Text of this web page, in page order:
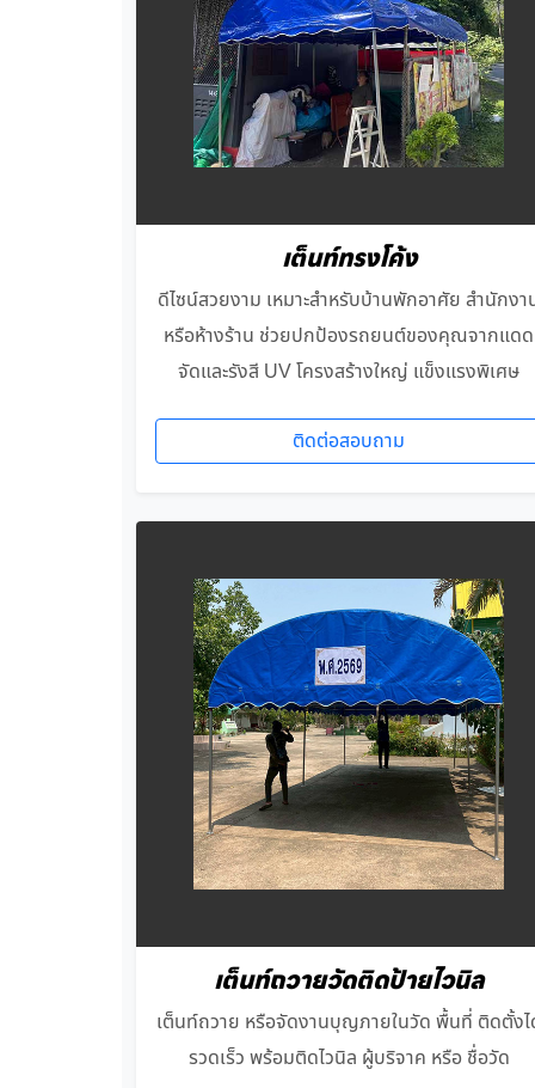
เต็นท์ทรงโค้ง
ดีไซน์สวยงาม เหมาะสำหรับบ้านพักอาศัย สำนักงา
หรือห้างร้าน ช่วยปกป้องรถยนต์ของคุณจากแดด
จัดและรังสี UV โครงสร้างใหญ่ แข็งแรงพิเศษ
ติดต่อสอบถาม
เต็นท์ถวายวัดติดป้ายไวนิล
เต็นท์ถวาย หรือจัดงานบุญภายในวัด พื้นที่ ติดตั้ง
รวดเร็ว พร้อมติดไวนิล ผู้บริจาค หรือ ชื่อวัด